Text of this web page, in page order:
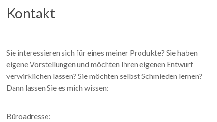
Kontakt
Sie interessieren sich für eines meiner Produkte? Sie haben
eigene Vorstellungen und möchten Ihren eigenen Entwurf
verwirklichen lassen? Sie möchten selbst Schmieden lernen?
Dann lassen Sie es mich wissen:
Büroadresse: